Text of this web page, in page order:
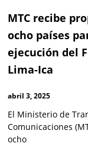
MTC recibe
ocho países
ejecución del
Lima-Ica
abril 3, 2025
El Ministerio de
Comunicaciones
ocho